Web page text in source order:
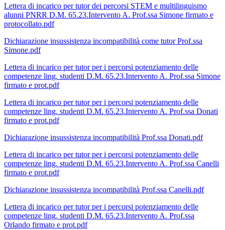
Lettera di incarico per tutor dei percorsi STEM e multilinguismo
alunni PNRR D.M. 65.23.Intervento A. Prof.ssa Simone firmato e
protocollato.pdf
Dichiarazione insussistenza incompatibilità come tutor Prof.ssa
Simone.pdf
Lettera di incarico per tutor per i percorsi potenziamento delle
competenze ling. studenti D.M. 65.23.Intervento A. Prof.ssa Simone
firmato e prot.pdf
Lettera di incarico per tutor per i percorsi potenziamento delle
competenze ling. studenti D.M. 65.23.Intervento A. Prof.ssa Donati
firmato e prot.pdf
Dichiarazione insussistenza incompatibilità Prof.ssa Donati.pdf
Lettera di incarico per tutor per i percorsi potenziamento delle
competenze ling. studenti D.M. 65.23.Intervento A. Prof.ssa Canelli
firmato e prot.pdf
Dichiarazione insussistenza incompatibilità Prof.ssa Canelli.pdf
Lettera di incarico per tutor per i percorsi potenziamento delle
competenze ling. studenti D.M. 65.23.Intervento A. Prof.ssa
Orlando firmato e prot.pdf